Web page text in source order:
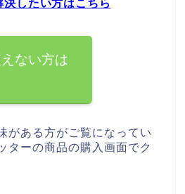
したい方はこちら
ない方は
がある方がご覧になってい
ターの商品の購入画面でク